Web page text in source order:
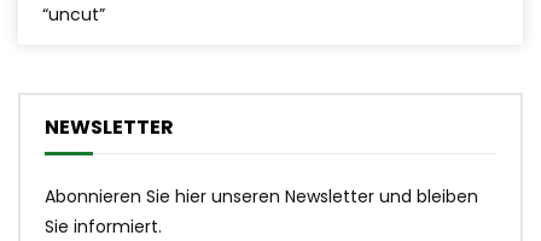
“uncut”
NEWSLETTER
Abonnieren Sie hier unseren Newsletter und bleiben
Sie informiert.